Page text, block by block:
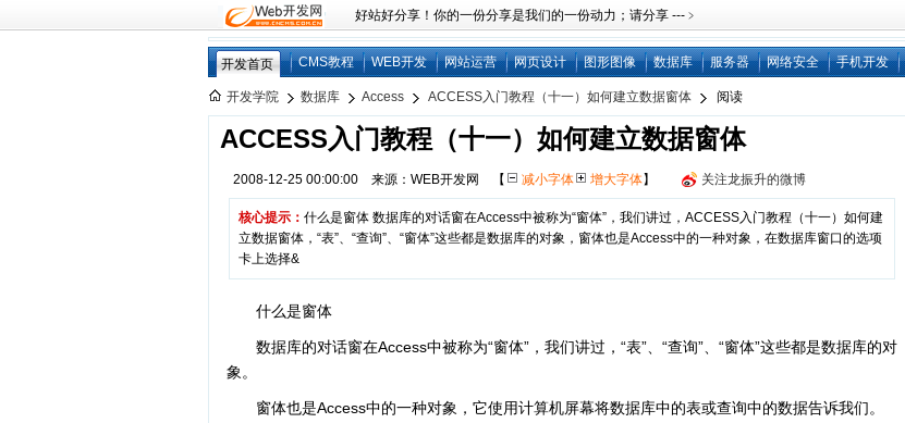
好站好分享！你的一份分享是我们的一份动力；请分享 ---﹥
开发首页 CMS教程 WEB开发 网站运营 网页设计 图形图像 数据库 服务器 网络安全 手机开发
开发学院 数据库 Access ACCESS入门教程（十一）如何建立数据窗体 阅读
ACCESS入门教程（十一）如何建立数据窗体
2008-12-25 00:00:00 来源：WEB开发网 【 减小字体 增大字体】 关注龙振升的微博
核心提示： 什么是窗体 数据库的对话窗在Access中被称为“窗体”，我们讲过，ACCESS入门教程（十一）如何建
立数据窗体，“表”、“查询”、“窗体”这些都是数据库的对象，窗体也是Access中的一种对象，在数据库窗口的选项
卡上选择&
什么是窗体
数据库的对话窗在Access中被称为“窗体”，我们讲过，“表”、“查询”、“窗体”这些都是数据库的对
象。
窗体也是Access中的一种对象，它使用计算机屏幕将数据库中的表或查询中的数据告诉我们。